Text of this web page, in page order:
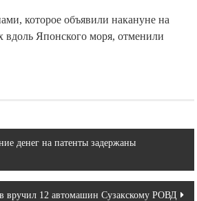
которое объявили накануне на
Японского моря, отменили
денег на патенты задержаны
вручил 12 автомашин Сузакскому РОВД